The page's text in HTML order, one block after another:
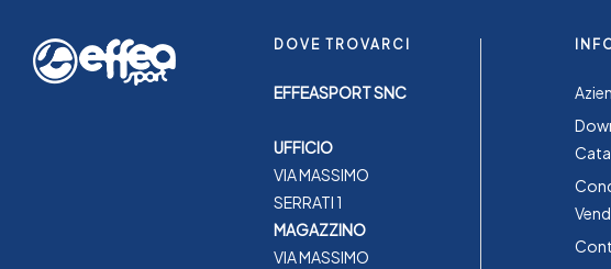
DOVE TROVARCI
EFFEASPORT SNC
UFFICIO
VIA MASSIMO
SERRATI 1
MAGAZZINO
VIA MASSIMO